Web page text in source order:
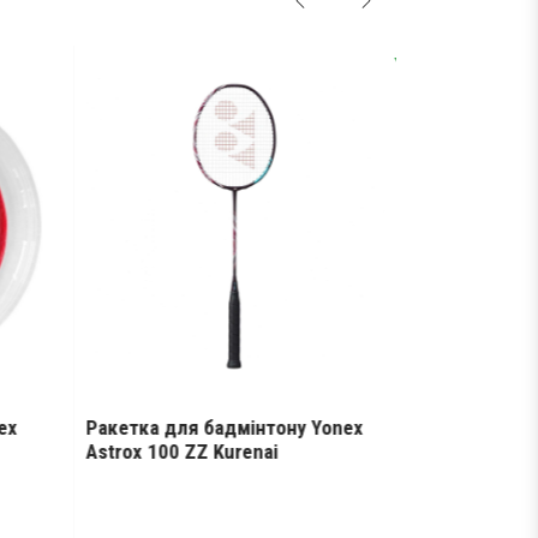
Ракетка для бадмінтону Yonex
Astrox 100 ZZ Kurenai